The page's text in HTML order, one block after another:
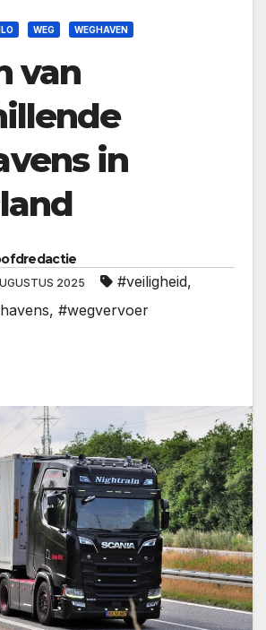
WEG WEGHAVEN
van
in
2025 #veiligheid,
, #wegvervoer